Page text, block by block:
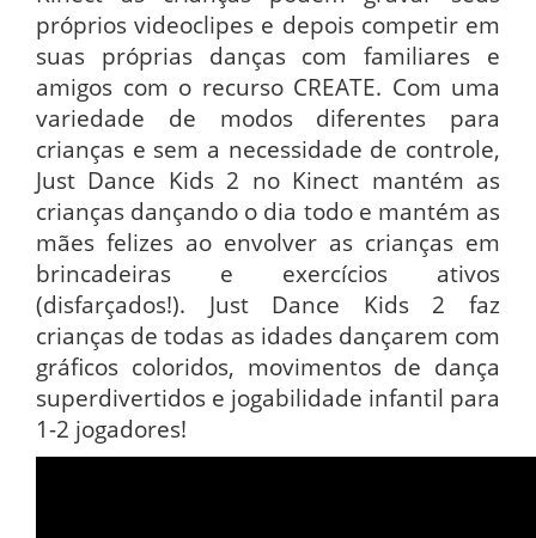
próprios videoclipes e depois competir em
suas próprias danças com familiares e
amigos com o recurso CREATE. Com uma
variedade de modos diferentes para
crianças e sem a necessidade de controle,
Just Dance Kids 2 no Kinect mantém as
crianças dançando o dia todo e mantém as
mães felizes ao envolver as crianças em
brincadeiras e exercícios ativos
(disfarçados!). Just Dance Kids 2 faz
crianças de todas as idades dançarem com
gráficos coloridos, movimentos de dança
superdivertidos e jogabilidade infantil para
1-2 jogadores!